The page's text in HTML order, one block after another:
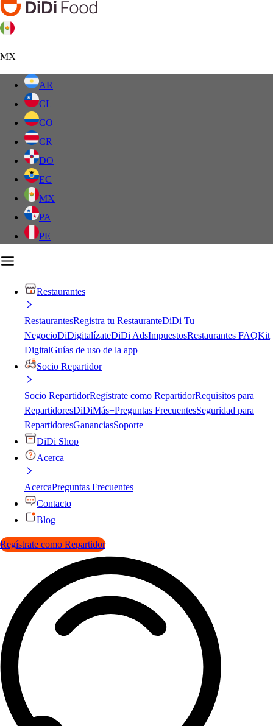
MX
AR
CL
CO
CR
DO
EC
MX
PA
PE
Restaurantes
RestaurantesRegistra tu RestauranteDiDi Tu
NegocioDiDigitalízateDiDi AdsImpuestosRestaurantes FAQKit
DigitalGuías de uso de la app
Socio Repartidor
Socio RepartidorRegístrate como RepartidorRequisitos para
RepartidoresDiDiMás+Preguntas FrecuentesSeguridad para
RepartidoresGananciasSoporte
DiDi Shop
Acerca
AcercaPreguntas Frecuentes
Contacto
Blog
Regístrate como Repartidor